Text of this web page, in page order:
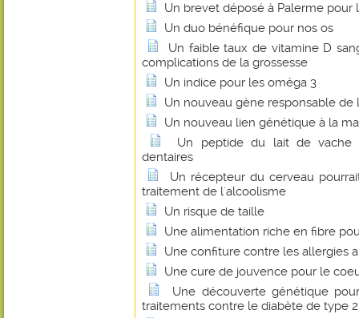
Un brevet déposé à Palerme pour
Un duo bénéfique pour nos os
Un faible taux de vitamine D
complications de la grossesse
Un indice pour les oméga 3
Un nouveau gène responsable de
Un nouveau lien génétique à la
Un peptide du lait de vache
dentaires
Un récepteur du cerveau
traitement de l'alcoolisme
Un risque de taille
Une alimentation riche en fibre
Une confiture contre les allergies
Une cure de jouvence pour le
Une découverte génétique
traitements contre le diabète de type 2